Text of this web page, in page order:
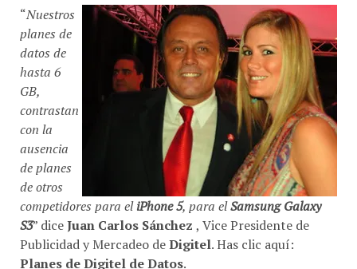
“Nuestros
planes de
datos de
hasta 6
GB,
contrastan
con la
ausencia
de planes
de otros
competidores para eliPhone 5, para elSamsung Galaxy
S3” diceJuan Carlos Sánchez , Vice Presidente de
Publicidad y Mercadeo deDigitel . Has clic aquí:
Planes de Digitel de Datos